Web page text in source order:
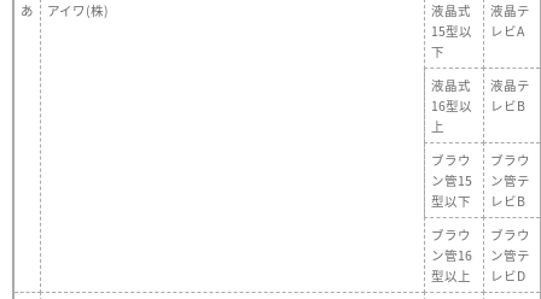
あ
アイワ(株)
液晶式
15型以
下
液晶テ
レビA
液晶式
16型以
上
液晶テ
レビB
ブラウ
ン管15
型以下
ブラウ
ン管テ
レビB
ブラウ
ン管16
型以上
ブラウ
ン管テ
レビD